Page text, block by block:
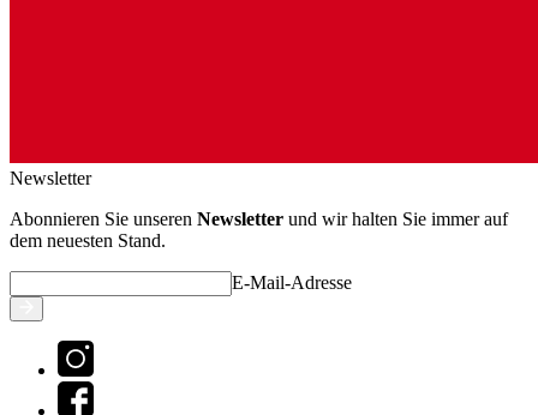
Newsletter
Abonnieren Sie unseren Newsletter und wir halten Sie immer auf
dem neuesten Stand.
E-Mail-Adresse